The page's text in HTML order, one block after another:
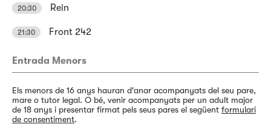
20:30 Rein
21:30 Front 242
Entrada Menors
Els menors de 16 anys hauran d'anar acompanyats del seu pare,
mare o tutor legal. O bé, venir acompanyats per un adult major
de 18 anys i presentar firmat pels seus pares el següent formulari
de consentiment.